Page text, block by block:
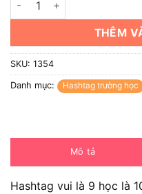
THÊM
SKU: 1354
Danh mục: Hashtag trường học
Mô tả
Hashtag vui là 9 học là